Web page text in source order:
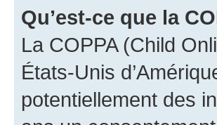
Qu’est-ce que la
La COPPA (Child
États-Unis
potentiellement des